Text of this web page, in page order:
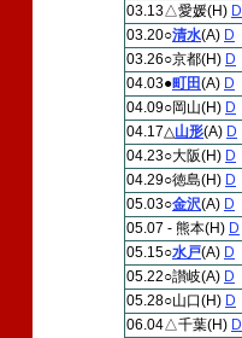
03.13△愛媛(H) D
03.20○清水(A) D
03.26○京都(H) D
04.03●町田(A) D
04.09○岡山(H) D
04.17△山形(A) D
04.23○大阪(H) D
04.29○徳島(H) D
05.03○金沢(A) D
05.07 - 熊本(H) D
05.15○水戸(A) D
05.22○讃岐(A) D
05.28○山口(H) D
06.04△千葉(H) D